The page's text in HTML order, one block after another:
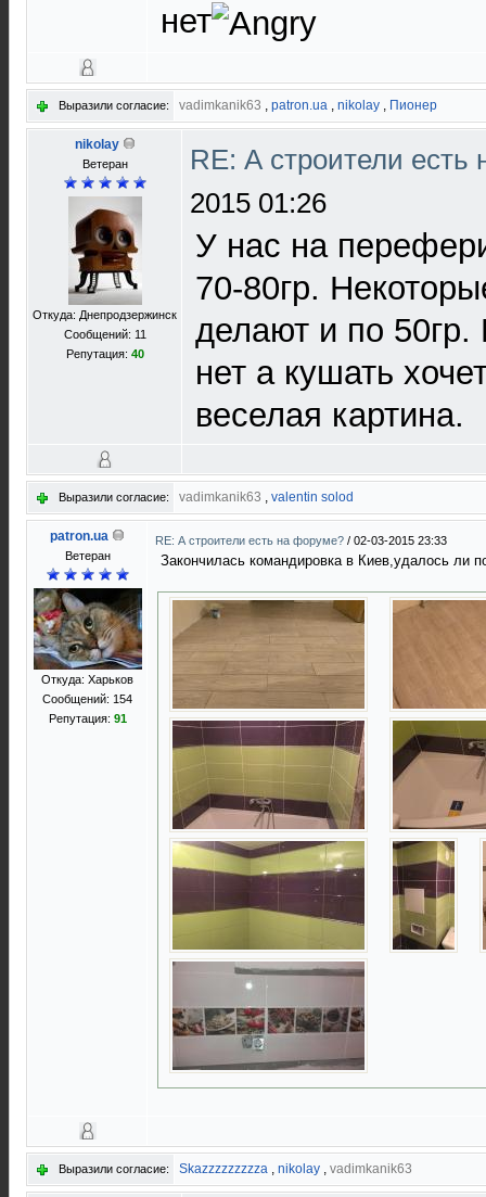
нет
Выразили согласие: vadimkanik63 , patron.ua , nikolay , Пионер
nikolay
Ветеран
Откуда: Днепродзержинск
Сообщений: 11
Репутация: 40
RE: А строители
2015 01:26
У нас на
70-80гр.
делают и по
нет а кушать
веселая картина.
Выразили согласие: vadimkanik63 , valentin solod
patron.ua
Ветеран
Откуда: Харьков
Сообщений: 154
Репутация: 91
RE: А строители есть на форуме? / 02-03-2015 23:33
Закончилась командировка в Киев,удалось ли
Выразили согласие: Skazzzzzzzzza , nikolay , vadimkanik63